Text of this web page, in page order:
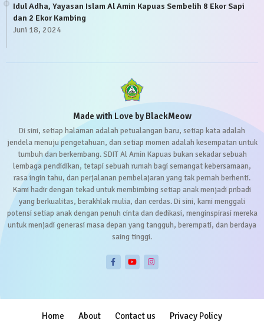
Idul Adha, Yayasan Islam Al Amin Kapuas Sembelih 8 Ekor Sapi
dan 2 Ekor Kambing
Juni 18, 2024
Made with Love by BlackMeow
Di sini, setiap halaman adalah petualangan baru, setiap kata adalah
jendela menuju pengetahuan, dan setiap momen adalah kesempatan untuk
tumbuh dan berkembang. SDIT Al Amin Kapuas bukan sekadar sebuah
lembaga pendidikan, tetapi sebuah rumah bagi semangat kebersamaan,
rasa ingin tahu, dan perjalanan pembelajaran yang tak pernah berhenti.
Kami hadir dengan tekad untuk membimbing setiap anak menjadi pribadi
yang berkualitas, berakhlak mulia, dan cerdas. Di sini, kami menggali
potensi setiap anak dengan penuh cinta dan dedikasi, menginspirasi mereka
untuk menjadi generasi masa depan yang tangguh, berempati, dan berdaya
saing tinggi.
Home About Contact us Privacy Policy